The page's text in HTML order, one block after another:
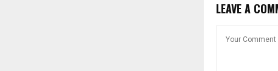
LEAVE A